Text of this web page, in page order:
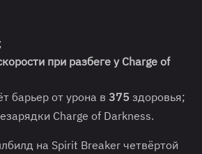
при разбеге у Charge of
барьер от урона в 375 здоровья;
Charge of Darkness.
на Spirit Breaker четвёртой